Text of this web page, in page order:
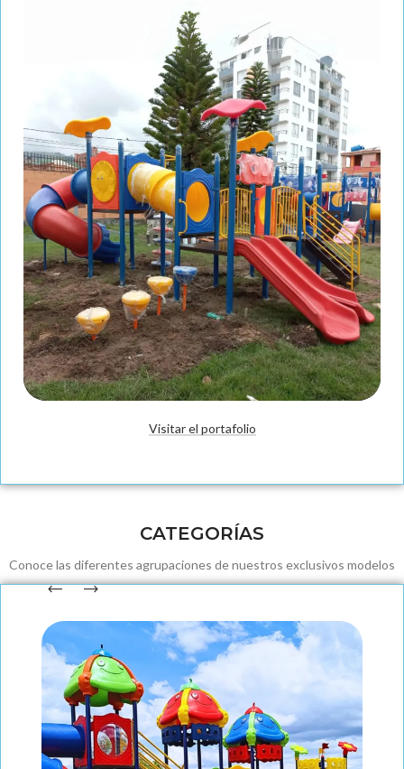
Visitar el portafolio
CATEGORÍAS
Conoce las diferentes agrupaciones de nuestros exclusivos modelos